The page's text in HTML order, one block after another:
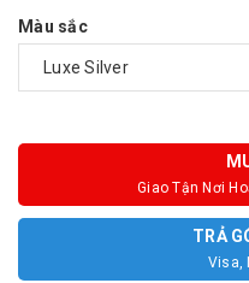
Màu sắc
Giao Tận Nơi
TRẢ
Visa,